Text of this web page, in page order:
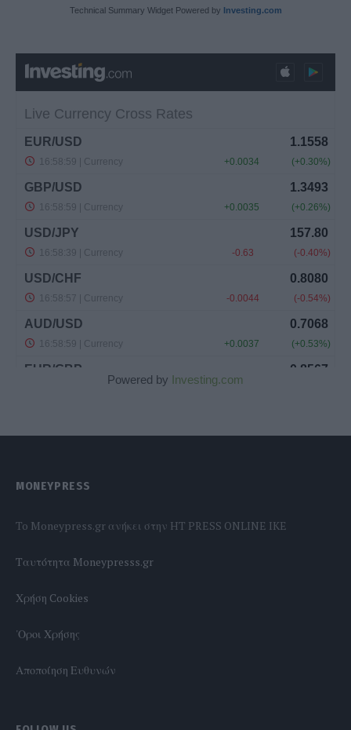
Technical Summary Widget Powered by Investing.com
Powered by Investing.com
MONEYPRESS
To Moneypress.gr ανήκει στην HT PRESS ONLINE IKE
Tαυτότητα Moneypresss.gr
Χρήση Cookies
'Οροι Χρήσης
Αποποίηση Ευθυνών